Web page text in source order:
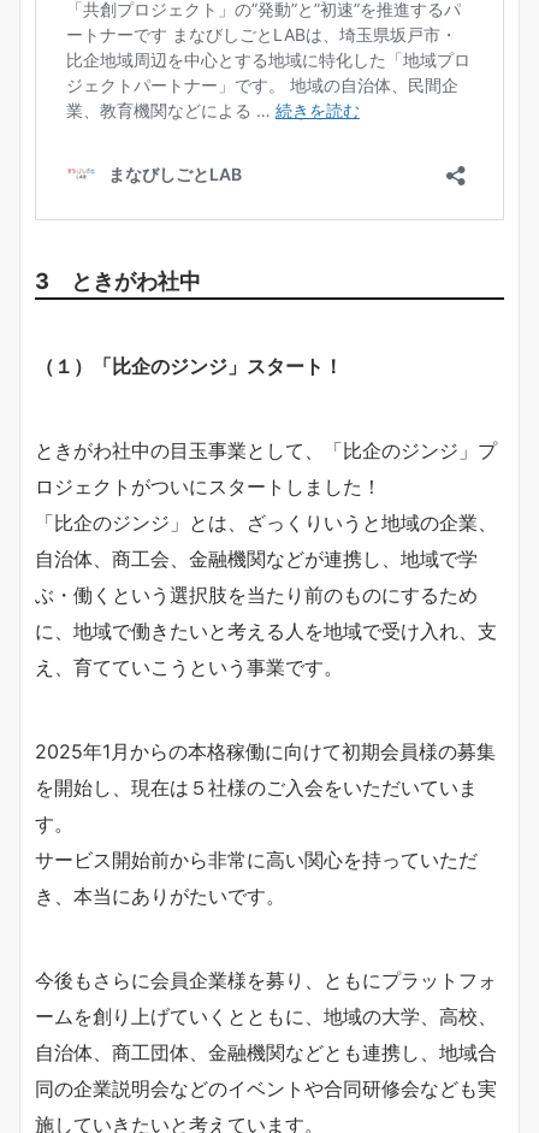
3 ときがわ社中
（１）「比企のジンジ」スタート！
ときがわ社中の目玉事業として、「比企のジンジ」プ
ロジェクトがついにスタートしました！
「比企のジンジ」とは、ざっくりいうと地域の企業、
自治体、商工会、金融機関などが連携し、地域で学
ぶ・働くという選択肢を当たり前のものにするため
に、地域で働きたいと考える人を地域で受け入れ、支
え、育てていこうという事業です。
2025年1月からの本格稼働に向けて初期会員様の募集
を開始し、現在は５社様のご入会をいただいていま
す。
サービス開始前から非常に高い関心を持っていただ
き、本当にありがたいです。
今後もさらに会員企業様を募り、ともにプラットフォ
ームを創り上げていくとともに、地域の大学、高校、
自治体、商工団体、金融機関などとも連携し、地域合
同の企業説明会などのイベントや合同研修会なども実
施していきたいと考えています。